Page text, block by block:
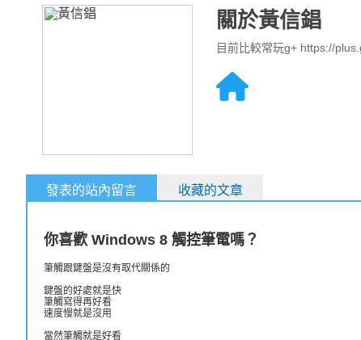
關於黃信錩
目前比較常玩g+ https://
發表的站內留言 收藏的文章
你喜歡 Windows 8 觸控筆電嗎？
筆觸跟鍵盤是沒有取代關係的
鍵盤的好處就是快
筆觸寫得再好看
速度慢就是沒用
當然筆觸就是好看